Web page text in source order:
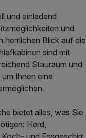
und einladend
und
herrlichen Blick auf die
sind mit
Stauraum und
um Ihnen eine
bietet alles, was Sie
Herd,